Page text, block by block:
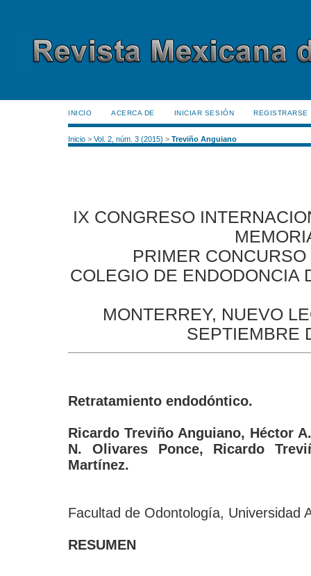
INICIO ACERCA DE INICIAR SESIÓN REGISTRARSE
Inicio > Vol. 2, núm. 3 (2015) > Treviño Anguiano
IX CONGRESO
PRIMER
COLEGIO DE ENDODONCIA
MONTERREY, NUEVO
SEPTIEMBRE
Retratamiento endodóntico.
Ricardo Treviño Anguiano, Héctor
N. Olivares Ponce, Ricardo
Martínez.
Facultad de Odontología, Universidad
RESUMEN